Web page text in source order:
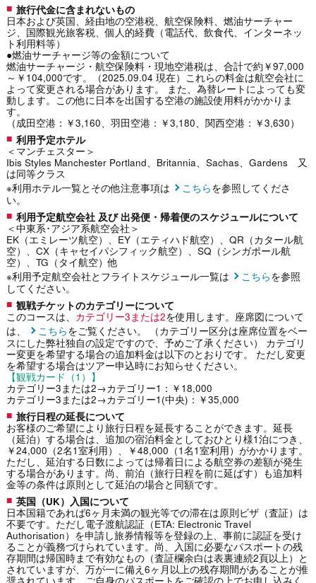
旅行代金に含まれないもの
日本および英国、経由地の空港税、航空保険料、燃油サーチャー
ジ、国際観光旅客税、個人的経費（電話代、飲食代、インターネッ
ト利用料等）
●燃油サーチャージ等の金額について
燃油サーチャージ・航空保険料・現地空港税は、合計で約￥97,000
～￥104,000です。（2025.09.04 現在）これらの料金は航空会社に
よって変更される場合があります。 また、為替レートによっても変
動します。この他に日本を出国する空港の施設使用料がかかりま
す。
（成田空港：￥3,160、羽田空港：￥3,180、関西空港：￥3,630）
利用予定ホテル
＜マンチェスター＞
Ibis Styles Manchester Portland、Britannia、Sachas、Gardens 又
は同等クラス
※利用ホテル一覧とその他注意事項は
こちらを参照してくださ
い。
利用予定航空会社 及び 出発便・帰着便のスケジュールについて
＜中東系･アジア系航空会社＞
EK（エミレーツ航空）、EY（エティハド航空）、QR（カタール航
空）、CX（キャセイパシフィック航空）、SQ（シンガポール航
空）、TG（タイ航空）他
※利用予定航空会社とフライトスケジュール一覧は
こちらを参照
してください。
観戦チケットのカテゴリーについて
このコースは、 カテゴリー3または2を使用します。座席図について
は、
こちらをご覧ください。 （カテゴリー区分は座席位置をベー
スにした弊社独自の設定ですので、予めご了承ください） カテゴリ
ー変更を希望する場合の追加料金は以下のとおりです。 ただし変更
を希望する場合はツアー申込時にお知らせください。
【観戦カード（1）】
カテゴリー3または2→カテゴリー1：￥18,000
カテゴリー3または2→カテゴリー1(中央)：￥35,000
旅行日程の延長について
お客様のご希望により旅行日程を延長することができます。延長
（延泊）する場合は、追加の宿泊料金としておひとり様1泊につき、
￥24,000（2名1室利用）、￥48,000（1名1室利用）がかかります。
ただし、延泊する日数によっては帰着日による航空券の差額が発生
する場合があります。尚、前泊（旅行日程を前に延ばす）も追加料
金等の条件は原則として延泊の場合と同額です。
英国（UK）入国について
日本国籍であれば6ヶ月未満の観光等での滞在は原則ビザ（査証）は
不要です。ただし電子渡航認証（ETA: Electronic Travel
Authorisation）を申請し旅券情報等を登録の上、事前に認証を受け
ることが義務づけられています。尚、入国に必要なパスポートの残
存期間は帰国時まで有効なもの（査証欄余白は表裏連続2頁以上）と
されていますが、万が一に備え6ヶ月以上の残存期間があることが推